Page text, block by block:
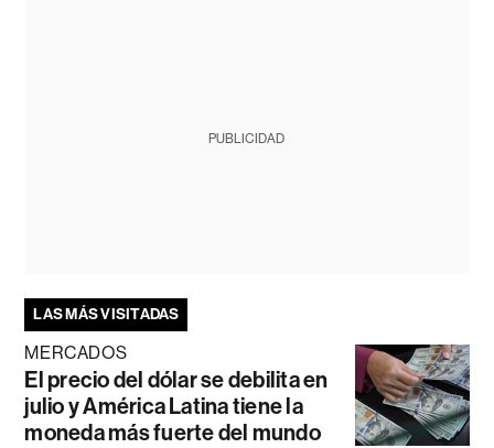
PUBLICIDAD
LAS MÁS VISITADAS
MERCADOS
El precio del dólar se debilita en
julio y América Latina tiene la
moneda más fuerte del mundo